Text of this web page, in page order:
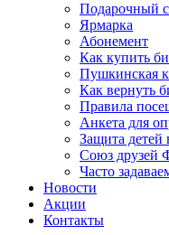
Подарочный
Ярмарка
Абонемент
Как купить
Пушкинская
Как вернуть
Правила
Анкета для
Защита детей
Союз друзей
Часто
Новости
Акции
Контакты